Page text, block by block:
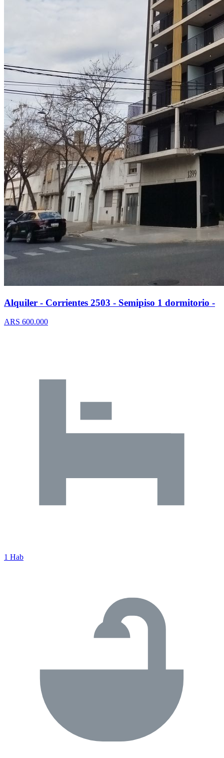
Alquiler - Corrientes 2503 - Semipiso 1 dormitorio -
ARS 600.000
1 Hab